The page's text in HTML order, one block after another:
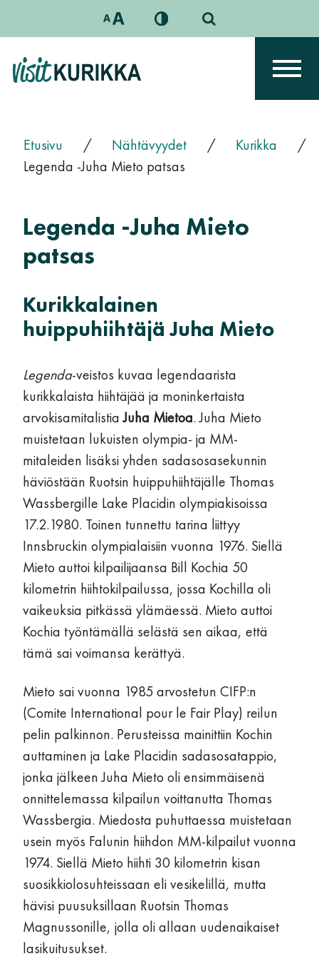
Päävalikko
Etusivu / Nähtävyydet / Kurikka
/
Legenda -Juha Mieto patsas
Legenda -Juha Mieto
patsas
Kurikkalainen
huippuhiihtäjä Juha Mieto
Legenda-veistos kuvaa legendaarista
kurikkalaista hiihtäjää ja moninkertaista
arvokisamitalistiaJuha Mietoa. Juha Mieto
muistetaan lukuisten olympia- ja MM-
mitaleiden lisäksi yhden sadasosasekunnin
häviöstään Ruotsin huippuhiihtäjälle Thomas
Wassbergille Lake Placidin olympiakisoissa
17.2.1980. Toinen tunnettu tarina liittyy
Innsbruckin olympialaisiin vuonna 1976. Siellä
Mieto auttoi kilpailijaansa Bill Kochia 50
kilometrin hiihtokilpailussa, jossa Kochilla oli
vaikeuksia pitkässä ylämäessä. Mieto auttoi
Kochia työntämällä selästä sen aikaa, että
tämä sai voimansa kerättyä.
Mieto sai vuonna 1985 arvostetun CIFP:n
(Comite International pour le Fair Play) reilun
pelin palkinnon. Perusteissa mainittiin Kochin
auttaminen ja Lake Placidin sadasosatappio,
jonka jälkeen Juha Mieto oli ensimmäisenä
onnittelemassa kilpailun voittanutta Thomas
Wassbergia. Miedosta puhuttaessa muistetaan
usein myös Falunin hiihdon MM-kilpailut vuonna
1974. Siellä Mieto hiihti 30 kilometrin kisan
suosikkiolosuhteissaan eli vesikelillä, mutta
hävisi puusuksillaan Ruotsin Thomas
Magnussonille, jolla oli allaan uudenaikaiset
lasikuitusukset.